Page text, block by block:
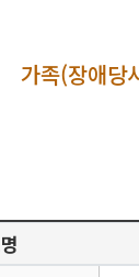
가족(장애당